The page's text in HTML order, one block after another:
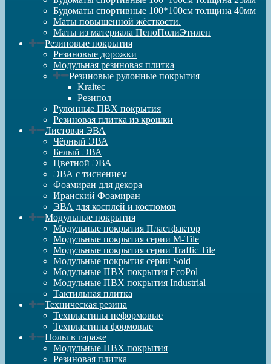
Будоматы спортивные 100*100см толщина 40мм
Маты повышенной жёсткости.
Маты из материала ПеноПолиЭтилен
Резиновые покрытия
Резиновые дорожки
Модульная резиновая плитка
Резиновые рулонные покрытия
Kraitec
Резипол
Рулонные ПВХ покрытия
Резиновая плитка из крошки
Листовая ЭВА
Чёрный ЭВА
Белый ЭВА
Цветной ЭВА
ЭВА с тиснением
Фоамиран для декора
Иранский Фоамиран
ЭВА для косплей и костюмов
Модульные покрытия
Модульные покрытия Пластфактор
Модульные покрытия серии M-Tile
Модульные покрытия серии Traffic Tile
Модульные покрытия серии Sold
Модульные ПВХ покрытия EcoPol
Модульные ПВХ покрытия Industrial
Тактильная плитка
Техническая резина
Техпластины неформовые
Техпластины формовые
Полы в гараже
Модульные ПВХ покрытия
Резиновая плитка